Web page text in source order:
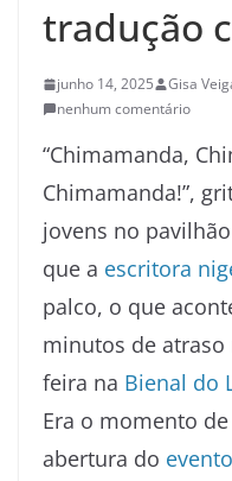
tradução
junho 14, 2025 Gisa
nenhum comentário
“Chimamanda,
Chimamanda!”,
jovens no
que a escritora
palco, o que
minutos de atraso
feira na Bienal do
Era o momento
abertura do